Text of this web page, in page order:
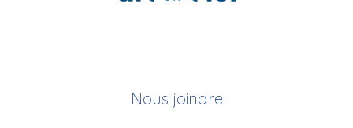
Nous joindre